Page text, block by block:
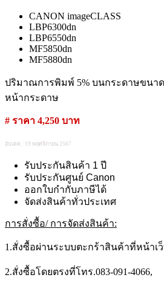
CANON imageCLASS
LBP6300dn
LBP6550dn
MF5850dn
MF5880dn
ปริมาณการพิมพ์ 5% บนกระดาษขนา
หน้ากระดาษ
# ราคา 4,250 บาท
อัปเดต : 19 พฤศจิกายน 2567
รับประกันสินค้า 1 ปี
รับประกันศูนย์ Canon
ออกใบกำกับภาษีได้
จัดส่งสินค้าทั่วประเทศ
การสั่งซื้อ/ การจัดส่งสินค้า:
1.สั่งซื้อผ่านระบบตะกร้าสินค้าที่หน้าเ
2.สั่งซื้อโดยตรงที่โทร.083-091-4066,